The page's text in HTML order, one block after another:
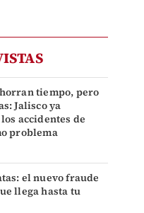
tiempo, pero
Jalisco ya
accidentes de
problema
el nuevo fraude
llega hasta tu